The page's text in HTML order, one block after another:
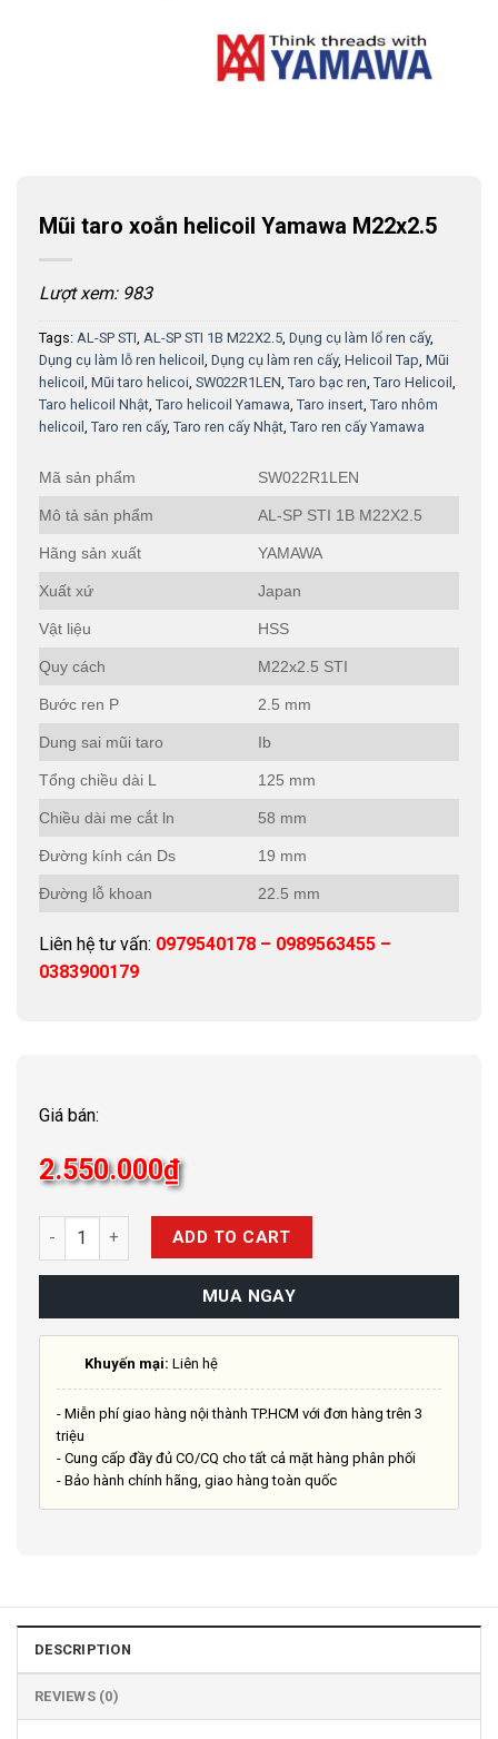
Mũi taro xoắn helicoil Yamawa M22x2.5
Lượt xem: 983
Tags: AL-SP STI, AL-SP STI 1B M22X2.5, Dụng cụ làm lổ ren cấy,
Dụng cụ làm lỗ ren helicoil , Dụng cụ làm ren cấy, Helicoil Tap, Mũi
helicoil , Mũi taro helicoi, SW022R1LEN, Taro bạc ren, Taro Helicoil ,
Taro helicoil Nhật, Taro helicoil Yamawa, Taro insert, Taro nhôm
helicoil , Taro ren cấy, Taro ren cấy Nhật, Taro ren cấy Yamawa
Mã sản phẩm SW022R1LEN
Mô tả sản phẩm AL-SP STI 1B M22X2.5
Hãng sản xuất YAMAWA
Xuất xứ Japan
Vật liệu HSS
Quy cách M22x2.5 STI
Bước ren P 2.5 mm
Dung sai mũi taro Ib
Tổng chiều dài L 125 mm
Chiều dài me cắt ln 58 mm
Đường kính cán Ds 19 mm
Đường lỗ khoan 22.5 mm
Liên hệ tư vấn: 0979540178 – 0989563455 –
0383900179
Giá bán:
2.550.000₫
Quantity ADD TO CART
MUA NGAY
Khuyến mại: Liên hệ
- Miễn phí giao hàng nội thành TP.HCM với đơn hàng trên 3
triệu
- Cung cấp đầy đủ CO/CQ cho tất cả mặt hàng phân phối
- Bảo hành chính hãng, giao hàng toàn quốc
DESCRIPTION
REVIEWS (0)